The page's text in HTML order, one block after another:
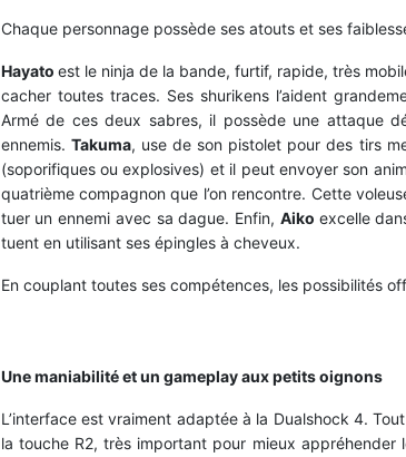
Chaque personnage possède ses atouts et ses
Hayato est le ninja de la bande, furtif, rapide, très
cacher toutes traces. Ses shurikens l’aident
Armé de ces deux sabres, il possède une attaque
ennemis. Takuma, use de son pistolet pour des tirs
(soporifiques ou explosives) et il peut envoyer son
quatrième compagnon que l’on rencontre. Cette
tuer un ennemi avec sa dague. Enfin, Aiko excelle
tuent en utilisant ses épingles à cheveux.
En couplant toutes ses compétences, les possibilités
Une maniabilité et un gameplay aux petits oignons
L’interface est vraiment adaptée à la Dualshock 4.
la touche R2, très important pour mieux